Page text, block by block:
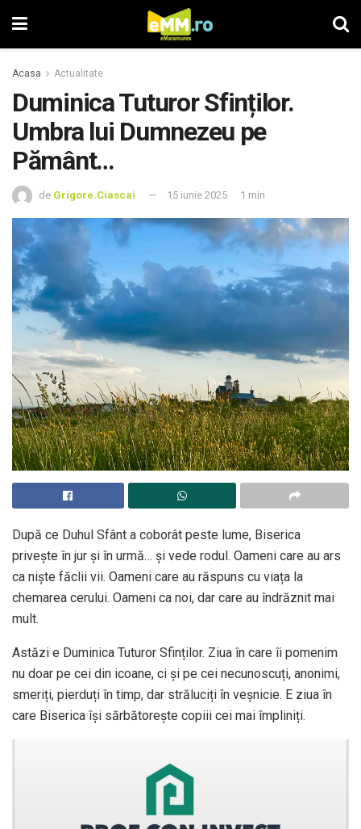
Acasa Actualitate
Duminica Tuturor Sfinților.
Umbra lui Dumnezeu pe
Pământ…
de Grigore.Ciascai 15 iunie 2025 1 min
După ce Duhul Sfânt a coborât peste lume, Biserica
privește în jur și în urmă… și vede rodul. Oameni care au ars
ca niște făclii vii. Oameni care au răspuns cu viața la
chemarea cerului. Oameni ca noi, dar care au îndrăznit mai
mult.
Astăzi e Duminica Tuturor Sfinților. Ziua în care îi pomenim
nu doar pe cei din icoane, ci și pe cei necunoscuți, anonimi,
smeriți, pierduți în timp, dar străluciți în veșnicie. E ziua în
care Biserica își sărbătorește copiii cei mai împliniți.